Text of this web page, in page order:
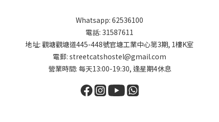
Whatsapp: 62536100
電話: 31587611
地址: 觀塘觀塘道445-448號官塘工業中心第3期, 1樓K室
電郵: streetcatshostel@gmail.com
營業時間: 每天13:00-19:30, 逢星期4休息